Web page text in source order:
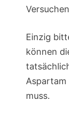
Einzig
können
Aspartam
muss.